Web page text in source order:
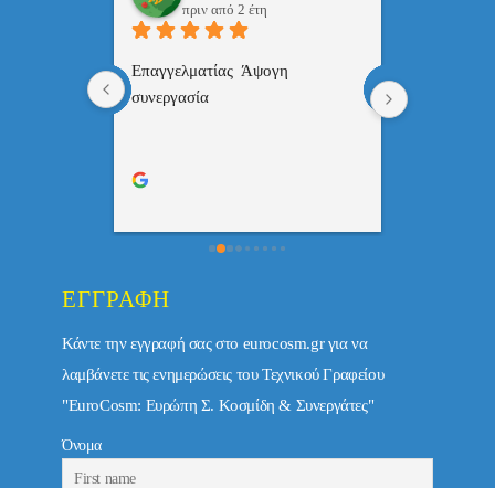
πριν από 2 έτη
Επαγγελματίας  Άψογη
συνεργασία
ΕΓΓΡΑΦΉ
Κάντε την εγγραφή σας στο eurocosm.gr για να
λαμβάνετε τις ενημερώσεις του Τεχνικού Γραφείου
"EuroCosm: Ευρώπη Σ. Κοσμίδη & Συνεργάτες"
Όνομα